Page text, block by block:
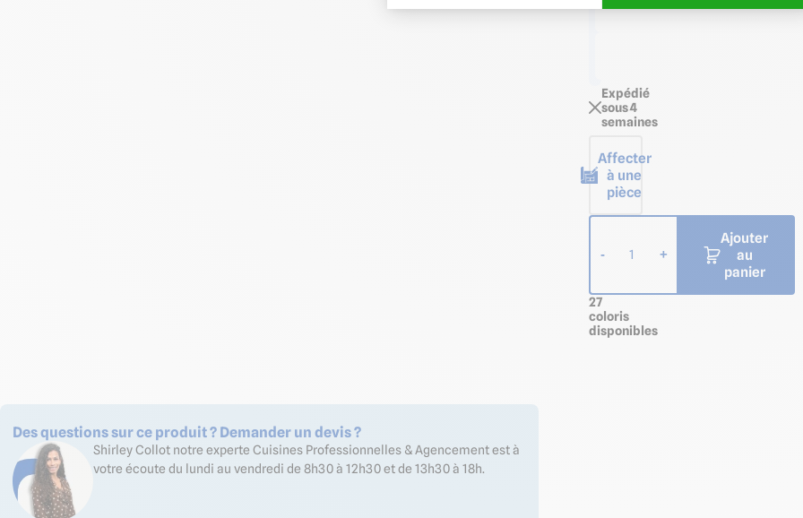
Expédié
sous 4
semaines
Affecter
à une
pièce
- 1 +
Ajouter
au
panier
27
coloris
disponibles
Des questions sur ce produit ? Demander un devis ?
Shirley Collot notre experte Cuisines Professionnelles & Agencement est à
votre écoute du lundi au vendredi de 8h30 à 12h30 et de 13h30 à 18h.